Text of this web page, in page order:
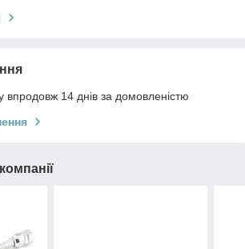
впродовж 14 днів за домовленістю